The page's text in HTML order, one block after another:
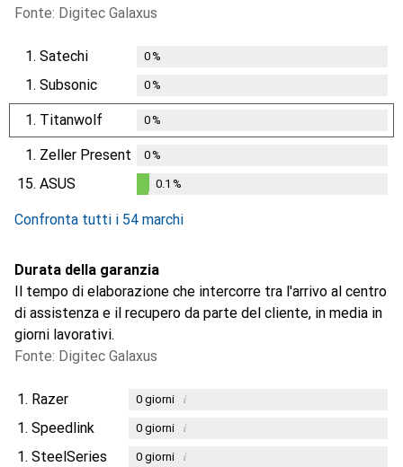
Fonte: Digitec Galaxus
1. Satechi 0%
1. Subsonic 0%
1. Titanwolf 0%
1. Zeller Present 0%
15. ASUS 0.1 %
Confronta tutti i 54 marchi
Durata della garanzia
Il tempo di elaborazione che intercorre tra l'arrivo al centro
di assistenza e il recupero da parte del cliente, in media in
giorni lavorativi.
Fonte: Digitec Galaxus
1. Razer 0giorni i
1. Speedlink 0giorni i
1. SteelSeries 0giorni i